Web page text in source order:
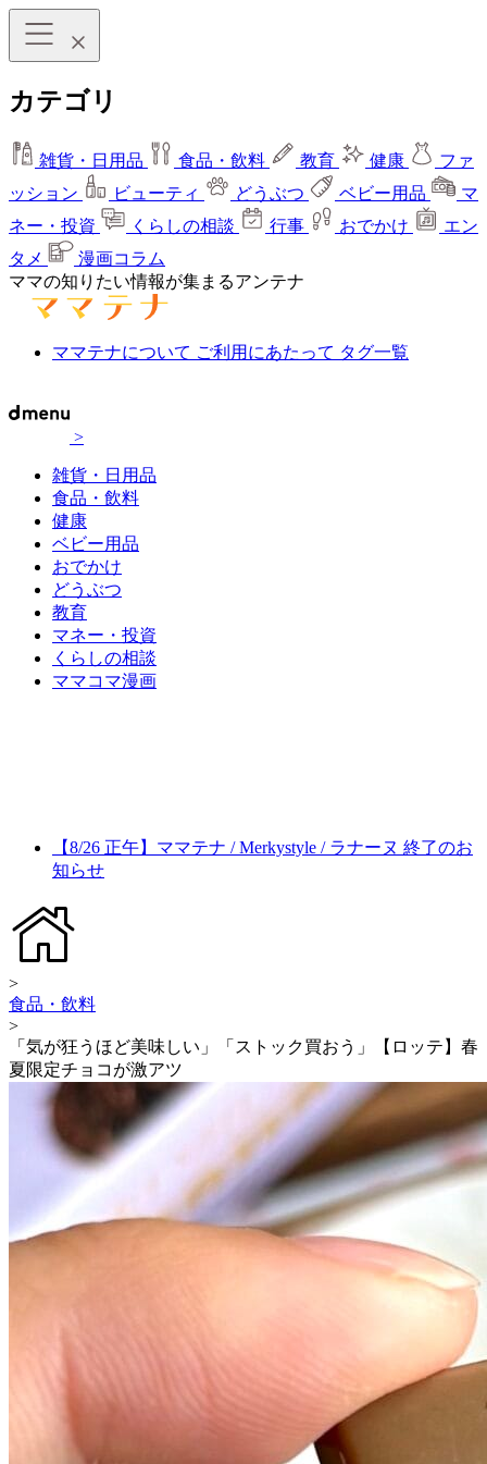
カテゴリ
雑貨・日用品 食品・飲料 教育 健康
ファ
ッション
ビューティ どうぶつ ベビー用品
マ
ネー・投資
くらしの相談 行事 おでかけ
エン
タメ
漫画コラム
ママの知りたい情報が集まるアンテナ
ママテナについて ご利用にあたって タグ一覧
>
雑貨・日用品
食品・飲料
健康
ベビー用品
おでかけ
どうぶつ
教育
マネー・投資
くらしの相談
ママコマ漫画
【8/26 正午】ママテナ / Merkystyle / ラナーヌ 終了のお
知らせ
>
食品・飲料
>
「気が狂うほど美味しい」「ストック買おう」【ロッテ】春
夏限定チョコが激アツ